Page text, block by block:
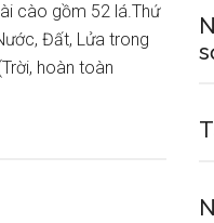
cào gồm 52 lá.Thứ
Đất, Lửa trong
hoàn toàn